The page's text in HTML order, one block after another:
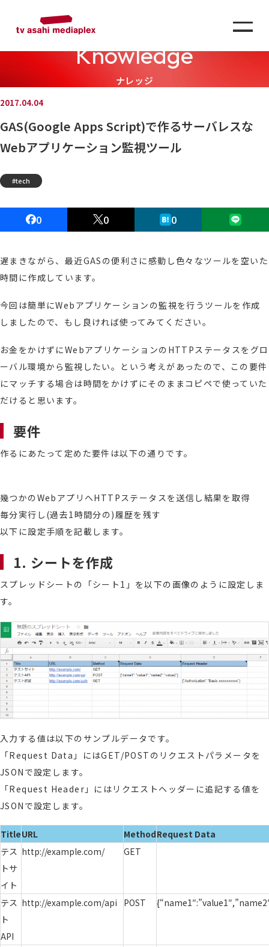
Knowledge
ナレッジ
2017.04.04
GAS(Google Apps Script)で作るサーバレスな
Webアプリケーション監視ツール
tech
0 0 0
遅まきながら、最近GASの便利さに感動し色々なツールを空いた
時間に作成しています。
今回は簡単にWebアプリケーションの監視を行うツールを作成
しましたので、もし良ければ使ってみてください。
お金をかけずにWebアプリケーションのHTTPステータスをグロ
ーバル環境から監視したい。という考えがあったので、この要件
にマッチする場合は時間をかけずにそのままコピペで使っていた
だけると思います。
要件
作るにあたって定めた要件は以下の通りです。
幾つかのWebアプリへHTTPステータスを送信し結果を取得
毎分実行し(過去1時間分の)履歴を残す
以下に設定手順を記載します。
1. シートを作成
スプレッドシートの「シート1」を以下の画像のように設定しま
す。
入力する値は以下のサンプルデータです。
「Request Data」にはGET/POSTのリクエストパラメータを
JSONで設定します。
「Request Header」にはリクエストヘッダーに追記する値を
JSONで設定します。
TitleURL MethodRequest Data
テス
トサ
イト
http://example.com/ GET
テス
ト
API
http://example.com/api POST